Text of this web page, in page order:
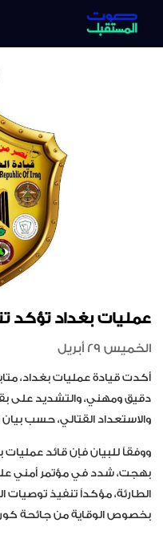
عمليات بغداد تؤكد
الخميس 29 أبريل
أكدت قيادة عمليات بغداد،
دقيق ومهني، والتشديد على
والاستعداد القتالي، حسب بيان
ووفقاً للبيان فإن قائد عمليات
بهجت، شدد في مؤتمر أمني على
الطارئة، مؤكداً تنفيذ توصيات
بخصوص الوقاية من جائحة